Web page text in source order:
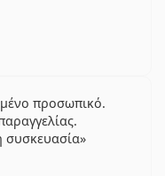
προσωπικό.
συσκευασία